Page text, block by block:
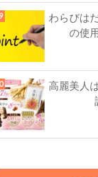
わらびは
の使
高麗美人